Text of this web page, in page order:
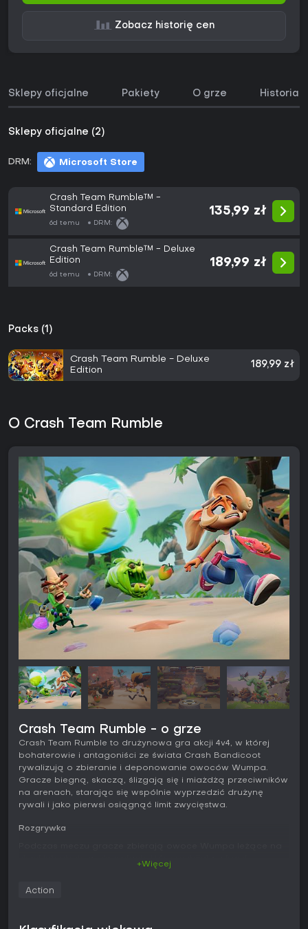
Zobacz historię cen
Sklepy oficjalne Pakiety O grze Historia
Sklepy oficjalne (2)
DRM: Microsoft Store
Crash Team Rumble™ -
Standard Edition
6d temu DRM:
135,99 zł
Crash Team Rumble™ - Deluxe
Edition
6d temu DRM:
189,99 zł
Packs (1)
Crash Team Rumble - Deluxe
Edition
189,99 zł
O Crash Team Rumble
Crash Team Rumble - o grze
Crash Team Rumble to drużynowa gra akcji 4v4, w której
bohaterowie i antagoniści ze świata Crash Bandicoot
rywalizują o zbieranie i deponowanie owoców Wumpa.
Gracze biegną, skaczą, ślizgają się i miażdżą przeciwników
na arenach, starając się wspólnie wyprzedzić drużynę
rywali i jako pierwsi osiągnąć limit zwycięstwa.
Rozgrywka
+Więcej
Action